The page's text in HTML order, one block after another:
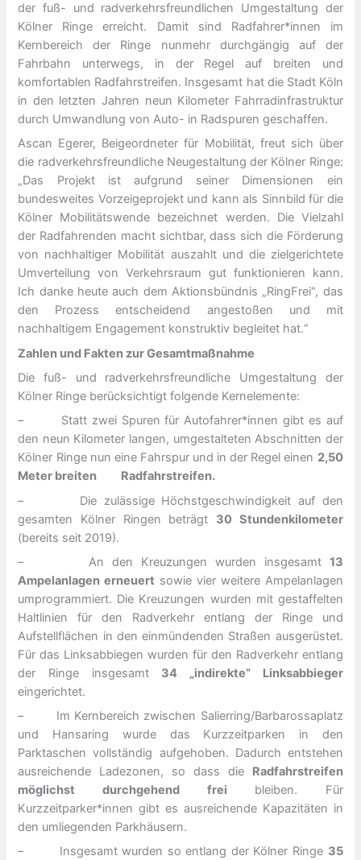
der fuß- und radverkehrsfreundlichen Umgestaltung der
Kölner Ringe erreicht. Damit sind Radfahrer*innen im
Kernbereich der Ringe nunmehr durchgängig auf der
Fahrbahn unterwegs, in der Regel auf breiten und
komfortablen Radfahrstreifen. Insgesamt hat die Stadt Köln
in den letzten Jahren neun Kilometer Fahrradinfrastruktur
durch Umwandlung von Auto- in Radspuren geschaffen.
Ascan Egerer, Beigeordneter für Mobilität, freut sich über
die radverkehrsfreundliche Neugestaltung der Kölner Ringe:
„Das Projekt ist aufgrund seiner Dimensionen ein
bundesweites Vorzeigeprojekt und kann als Sinnbild für die
Kölner Mobilitätswende bezeichnet werden. Die Vielzahl
der Radfahrenden macht sichtbar, dass sich die Förderung
von nachhaltiger Mobilität auszahlt und die zielgerichtete
Umverteilung von Verkehrsraum gut funktionieren kann.
Ich danke heute auch dem Aktionsbündnis „RingFrei“, das
den Prozess entscheidend angestoßen und mit
nachhaltigem Engagement konstruktiv begleitet hat.“
Zahlen und Fakten zur Gesamtmaßnahme
Die fuß- und radverkehrsfreundliche Umgestaltung der
Kölner Ringe berücksichtigt folgende Kernelemente:
– Statt zwei Spuren für Autofahrer*innen gibt es auf
den neun Kilometer langen, umgestalteten Abschnitten der
Kölner Ringe nun eine Fahrspur und in der Regel einen 2,50
Meter breiten Radfahrstreifen.
– Die zulässige Höchstgeschwindigkeit auf den
gesamten Kölner Ringen beträgt 30 Stundenkilometer
(bereits seit 2019).
– An den Kreuzungen wurden insgesamt 13
Ampelanlagen erneuert sowie vier weitere Ampelanlagen
umprogrammiert. Die Kreuzungen wurden mit gestaffelten
Haltlinien für den Radverkehr entlang der Ringe und
Aufstellflächen in den einmündenden Straßen ausgerüstet.
Für das Linksabbiegen wurden für den Radverkehr entlang
der Ringe insgesamt 34 „indirekte“ Linksabbieger
eingerichtet.
– Im Kernbereich zwischen Salierring/Barbarossaplatz
und Hansaring wurde das Kurzzeitparken in den
Parktaschen vollständig aufgehoben. Dadurch entstehen
ausreichende Ladezonen, so dass die Radfahrstreifen
möglichst durchgehend frei bleiben. Für
Kurzzeitparker*innen gibt es ausreichende Kapazitäten in
den umliegenden Parkhäusern.
– Insgesamt wurden so entlang der Kölner Ringe 35